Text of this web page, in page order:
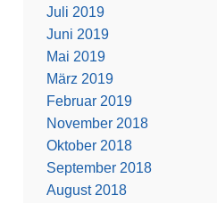
Juli 2019
Juni 2019
Mai 2019
März 2019
Februar 2019
November 2018
Oktober 2018
September 2018
August 2018